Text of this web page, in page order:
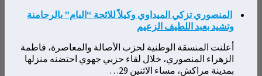
المنصوري تزكي الميداوي وكيلاً للائحة “البام” بالرحامنة
وتشيد بعبد اللطيف الزعيم
أعلنت المنسقة الوطنية لحزب الأصالة والمعاصرة، فاطمة
الزهراء المنصوري، خلال لقاء حزبي جهوي احتضنه منزلها
بمدينة مراكش، مساء الاثنين 29…